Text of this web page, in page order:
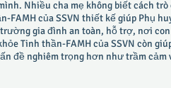
Nhiều cha mẹ không biết cách trò
FAMH của SSVN thiết kế giúp Phụ
gia đình an toàn, hỗ trợ, nơi
Tinh thần-FAMH của SSVN còn
đề nghiêm trọng hơn như trầm cảm